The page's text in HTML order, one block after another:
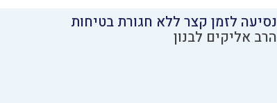
נסיעה לזמן קצר ללא חגורת בטיחות
הרב אליקים לבנון